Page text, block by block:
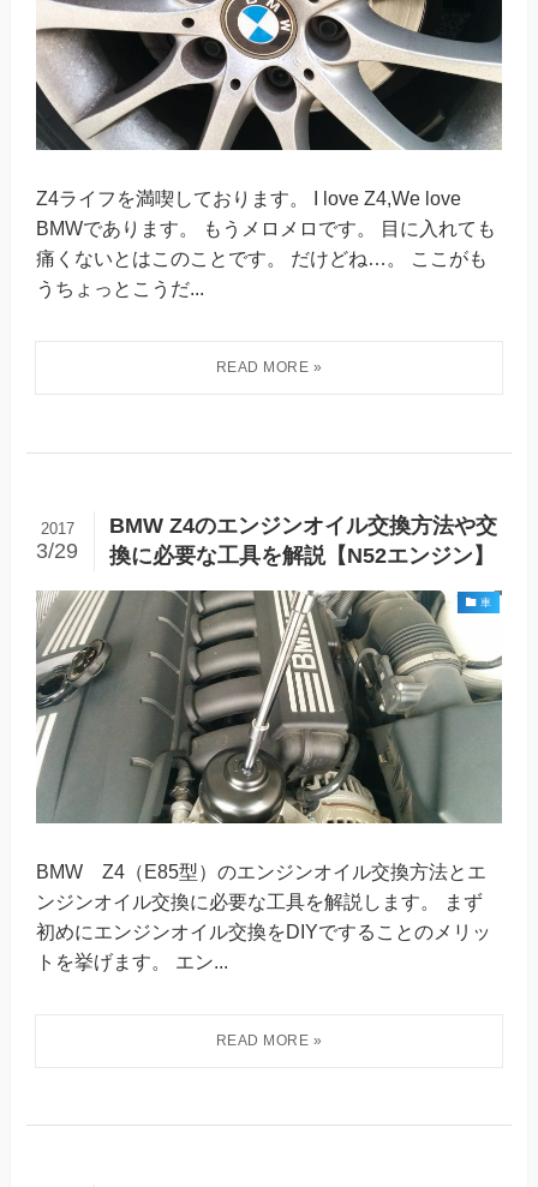
Z4ライフを満喫しております。 I love Z4,We love
BMWであります。 もうメロメロです。 目に入れても
痛くないとはこのことです。 だけどね…。 ここがも
うちょっとこうだ...
BMW Z4のエンジンオイル交換方法や交
換に必要な工具を解説【N52エンジン】
2017
3/29
車
BMW Z4（E85型）のエンジンオイル交換方法とエ
ンジンオイル交換に必要な工具を解説します。 まず
初めにエンジンオイル交換をDIYですることのメリッ
トを挙げます。 エン...